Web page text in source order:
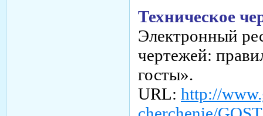
Техническое
Электронный
чертежей:
госты».
URL: http://